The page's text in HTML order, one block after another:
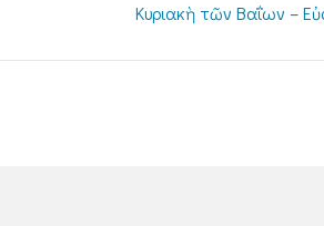
Κυριακὴ τῶν Βαΐων –